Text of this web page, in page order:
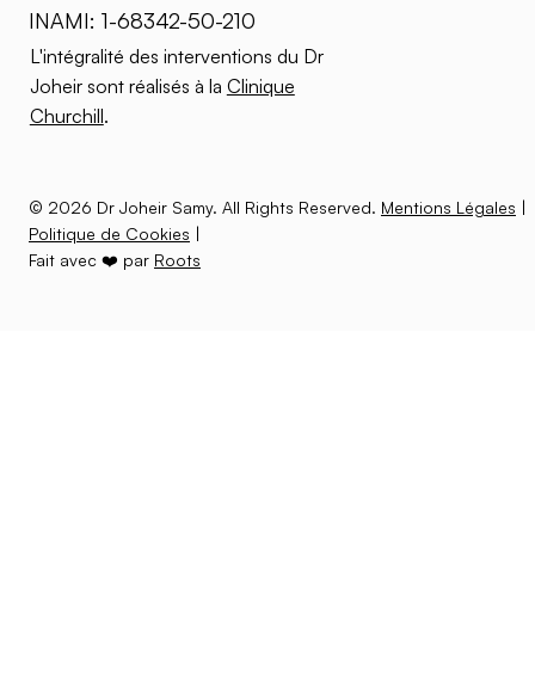
© 2026 Dr Joheir Samy. All Rights Reserved. Mentions Légales |
Politique de Cookies |
Fait avec ❤️ par Roots
INAMI: 1-68342-50-210
L'intégralité des interventions du Dr
Joheir sont réalisés à la Clinique
Churchill.